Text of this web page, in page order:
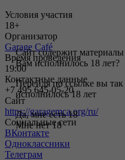
Условия участия
18+
Организатор
Garage Café
Время проведения
19:00
Контактные данные
+7 495 645-05-20
Сайт
https://garagemca.org/ru/
Социальные сети
ВКонтакте
Одноклассники
Телеграм
Сайт содержит материалы
Вам исполнилось 18 лет?
Перейдя по ссылке вы
исполнилось 18 лет
Да, мне есть 18
Мне нет 18